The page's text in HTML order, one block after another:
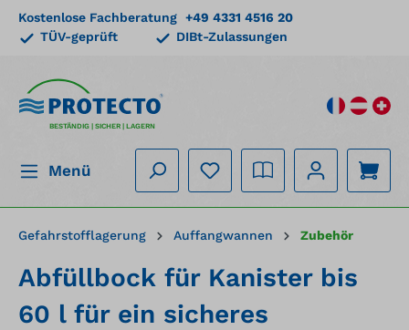
springen
Kostenlose Fachberatung +49 4331 4516 20
TÜV-geprüft
DIBt-Zulassungen
BESTÄNDIG | SICHER | LAGERN
Menü
Gefahrstofflagerung Auffangwannen Zubehör
Abfüllbock für Kanister bis
60 l für ein sicheres